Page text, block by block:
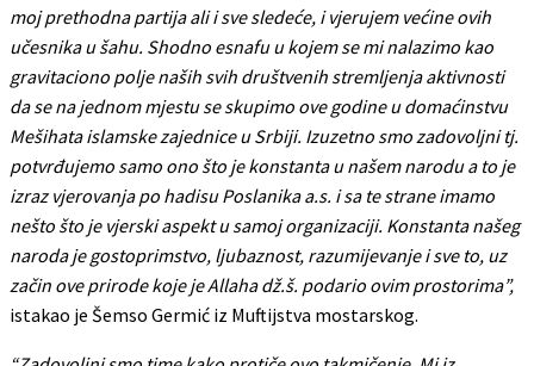
moj prethodna partija ali i sve sledeće, i vjerujem većine ovih
učesnika u šahu. Shodno esnafu u kojem se mi nalazimo kao
gravitaciono polje naših svih društvenih stremljenja aktivnosti
da se na jednom mjestu se skupimo ove godine u domaćinstvu
Mešihata islamske zajednice u Srbiji. Izuzetno smo zadovoljni tj.
potvrđujemo samo ono što je konstanta u našem narodu a to je
izraz vjerovanja po hadisu Poslanika a.s. i sa te strane imamo
nešto što je vjerski aspekt u samoj organizaciji. Konstanta našeg
naroda je gostoprimstvo, ljubaznost, razumijevanje i sve to, uz
začin ove prirode koje je Allaha dž.š. podario ovim prostorima”,
istakao je Šemso Germić iz Muftijstva mostarskog.